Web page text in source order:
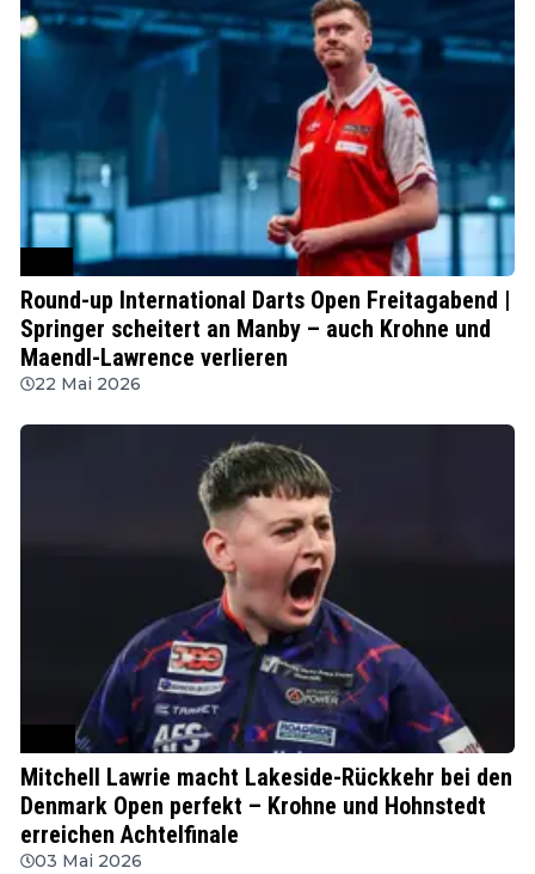
Round-up International Darts Open Freitagabend |
Springer scheitert an Manby – auch Krohne und
Maendl-Lawrence verlieren
22 Mai 2026
Mitchell Lawrie macht Lakeside-Rückkehr bei den
Denmark Open perfekt – Krohne und Hohnstedt
erreichen Achtelfinale
03 Mai 2026